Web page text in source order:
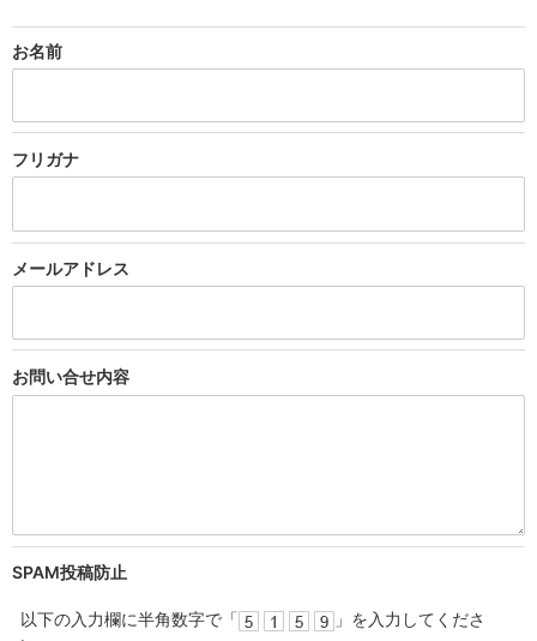
お名前
フリガナ
メールアドレス
お問い合せ内容
SPAM投稿防止
以下の入力欄に半角数字で「
」を入力してくださ